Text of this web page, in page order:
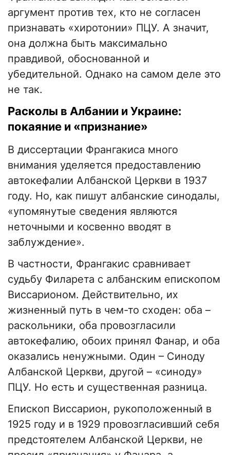
аргумент против тех, кто не согласен
признавать «хиротонии» ПЦУ. А значит,
она должна быть максимально
правдивой, обоснованной и
убедительной. Однако на самом деле это
не так.
Расколы в Албании и Украине:
покаяние и «признание»
В диссертации Франгакиса много
внимания уделяется предоставлению
автокефалии Албанской Церкви в 1937
году. Но, как пишут албанские синодалы,
«упомянутые сведения являются
неточными и косвенно вводят в
заблуждение».
В частности, Франгакис сравнивает
судьбу Филарета с албанским епископом
Виссарионом. Действительно, их
жизненный путь в чем-то сходен: оба –
раскольники, оба провозгласили
автокефалию, обоих принял Фанар, и оба
оказались ненужными. Один – Синоду
Албанской Церкви, другой – «синоду»
ПЦУ. Но есть и существенная разница.
Епископ Виссарион, рукоположенный в
1925 году и в 1929 провозгласивший себя
предстоятелем Албанской Церкви, не